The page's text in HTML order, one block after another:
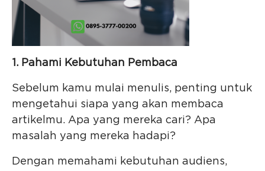
1. Pahami Kebutuhan Pembaca
Sebelum kamu mulai menulis, penting untuk
mengetahui siapa yang akan membaca
artikelmu. Apa yang mereka cari? Apa
masalah yang mereka hadapi?
Dengan memahami kebutuhan audiens,